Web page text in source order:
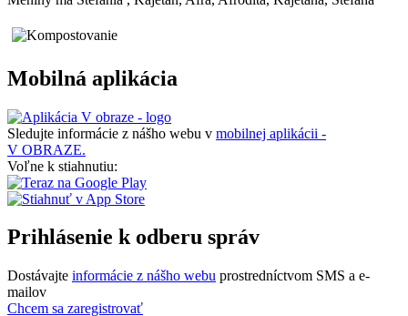
Mobilná aplikácia
Sledujte informácie z nášho webu v mobilnej aplikácii -
V OBRAZE.
Voľne k stiahnutiu:
Prihlásenie k odberu správ
Dostávajte informácie z nášho webu prostredníctvom SMS a e-
mailov
Chcem sa zaregistrovať